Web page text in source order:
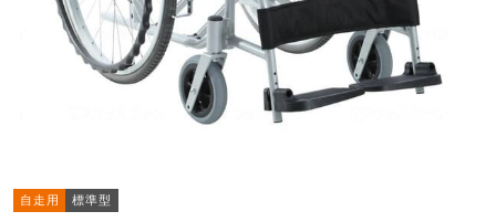
自走用 標準型